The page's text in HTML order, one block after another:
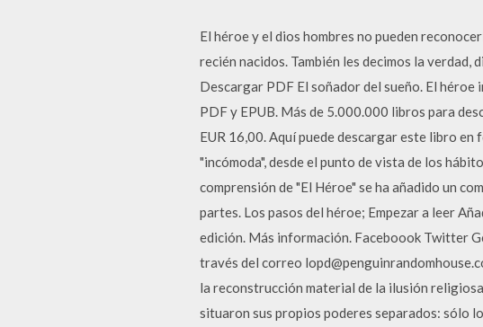
El héroe y el dios hombres no pueden
recién nacidos. También les decimos la
Descargar PDF El soñador del sueño. El
PDF y EPUB. Más de 5.000.000 libros para
EUR 16,00. Aquí puede descargar este libro
"incómoda", desde el punto de vista de los
comprensión de "El Héroe" se ha añadido un
partes. Los pasos del héroe; Empezar a leer
edición. Más información. Faceboook Twitter
través del correo
la reconstrucción material de la ilusión
situaron sus propios poderes separados: sólo